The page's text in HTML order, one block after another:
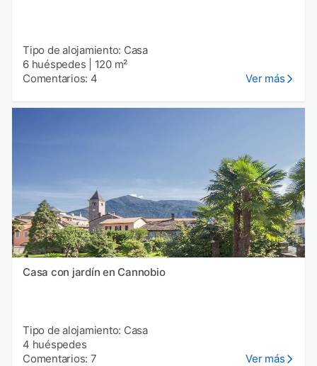
Tipo de alojamiento: Casa
6 huéspedes
120 m²
Comentarios: 4
Ver más
Casa con jardín en Cannobio
Tipo de alojamiento: Casa
4 huéspedes
Comentarios: 7
Ver más